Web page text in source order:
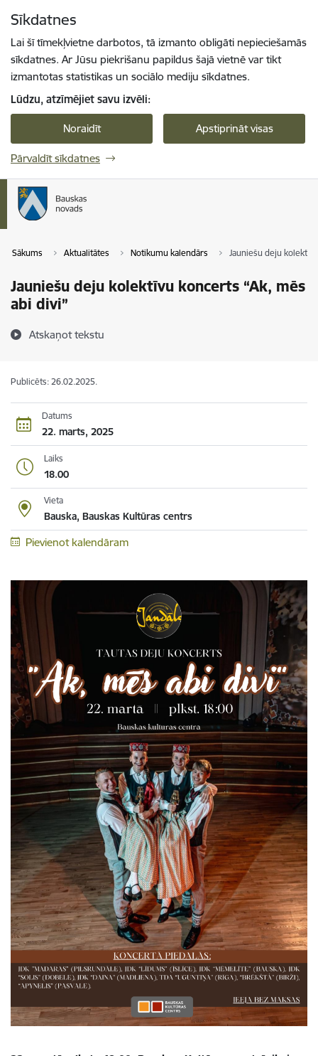
Sīkdatnes
Lai šī tīmekļvietne darbotos, tā izmanto obligāti nepieciešamās
sīkdatnes. Ar Jūsu piekrišanu papildus šajā vietnē var tikt
izmantotas statistikas un sociālo mediju sīkdatnes.
Lūdzu, atzīmējiet savu izvēli:
Noraidīt Apstiprināt visas
Pārvaldīt sīkdatnes
Sākums Aktualitātes Notikumu kalendārs Jauniešu deju
Jauniešu deju kolektīvu koncerts “Ak, mēs
abi divi”
Atskaņot tekstu
Publicēts: 26.02.2025.
Datums
22. marts, 2025
Laiks
18.00
Vieta
Bauska, Bauskas Kultūras centrs
Pievienot kalendāram